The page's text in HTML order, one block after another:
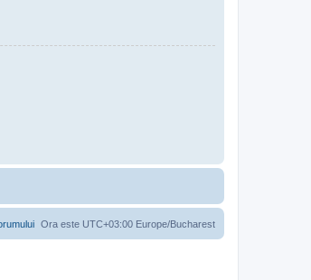
Ora este UTC+03:00 Europe/Bucharest